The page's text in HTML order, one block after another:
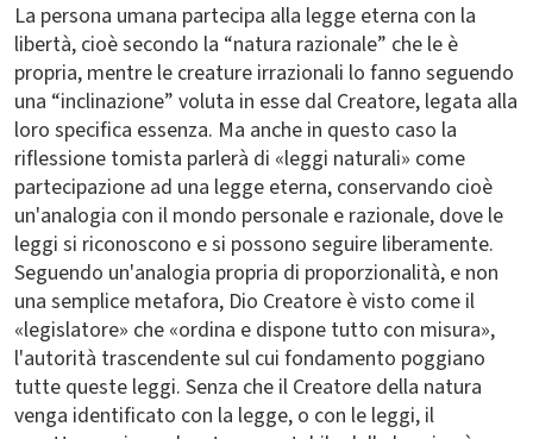
La persona umana partecipa alla legge eterna con la
libertà, cioè secondo la “natura razionale” che le è
propria, mentre le creature irrazionali lo fanno seguendo
una “inclinazione” voluta in esse dal Creatore, legata alla
loro specifica essenza. Ma anche in questo caso la
riflessione tomista parlerà di «leggi naturali» come
partecipazione ad una legge eterna, conservando cioè
un'analogia con il mondo personale e razionale, dove le
leggi si riconoscono e si possono seguire liberamente.
Seguendo un'analogia propria di proporzionalità, e non
una semplice metafora, Dio Creatore è visto come il
«legislatore» che «ordina e dispone tutto con misura»,
l'autorità trascendente sul cui fondamento poggiano
tutte queste leggi. Senza che il Creatore della natura
venga identificato con la legge, o con le leggi, il